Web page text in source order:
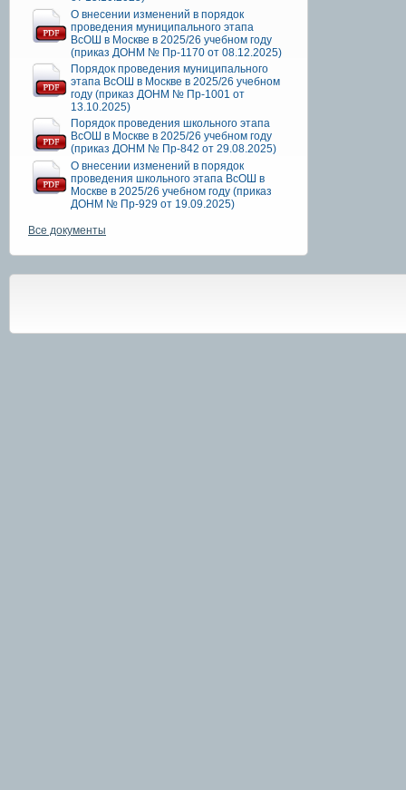
О внесении изменений в порядок
проведения муниципального этапа
ВсОШ в Москве в 2025/26 учебном году
(приказ ДОНМ № Пр-1170 от 08.12.2025)
Порядок проведения муниципального
этапа ВсОШ в Москве в 2025/26 учебном
году (приказ ДОНМ № Пр-1001 от
13.10.2025)
Порядок проведения школьного этапа
ВсОШ в Москве в 2025/26 учебном году
(приказ ДОНМ № Пр-842 от 29.08.2025)
О внесении изменений в порядок
проведения школьного этапа ВсОШ в
Москве в 2025/26 учебном году (приказ
ДОНМ № Пр-929 от 19.09.2025)
Все документы